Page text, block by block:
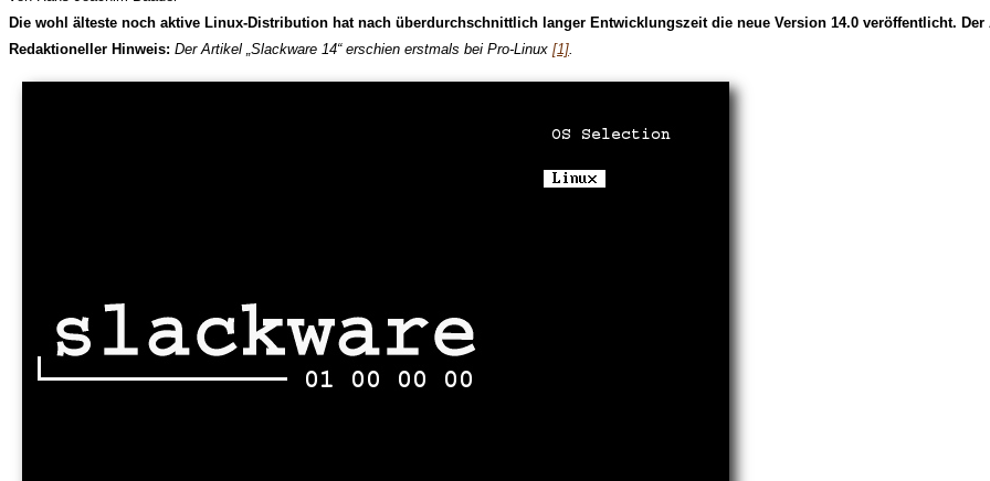
Die wohl älteste noch aktive Linux-Distribution hat nach überdurchschnittlich langer Entwicklungszeit die neue Version 14.0 veröffentlicht.
Redaktioneller Hinweis: Der Artikel „Slackware 14“ erschien erstmals bei Pro-Linux [1].